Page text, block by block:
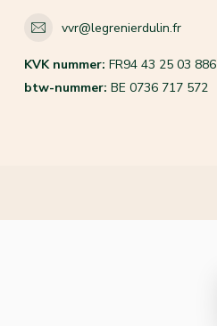
vvr@legrenierdulin.fr
KVK nummer: FR94 43 25 03 886
btw-nummer: BE 0736 717 572